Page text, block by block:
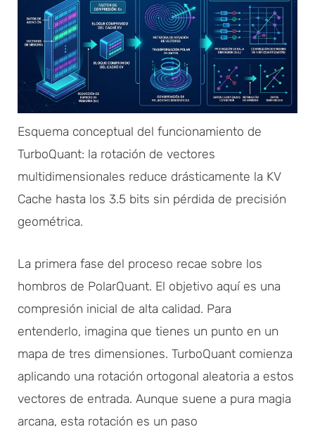
Esquema conceptual del funcionamiento de
TurboQuant: la rotación de vectores
multidimensionales reduce drásticamente la KV
Cache hasta los 3.5 bits sin pérdida de precisión
geométrica.
La primera fase del proceso recae sobre los
hombros de PolarQuant. El objetivo aquí es una
compresión inicial de alta calidad. Para
entenderlo, imagina que tienes un punto en un
mapa de tres dimensiones. TurboQuant comienza
aplicando una rotación ortogonal aleatoria a estos
vectores de entrada. Aunque suene a pura magia
arcana, esta rotación es un paso